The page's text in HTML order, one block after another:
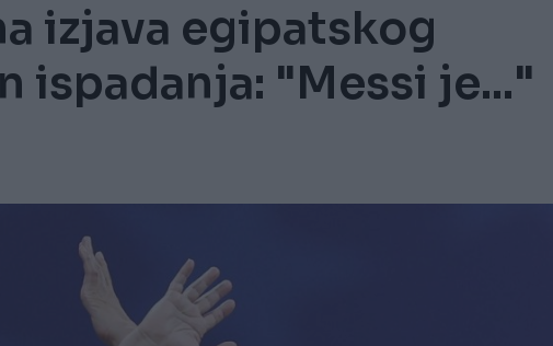
izjava egipatskog
ispadanja: "Messi je..."